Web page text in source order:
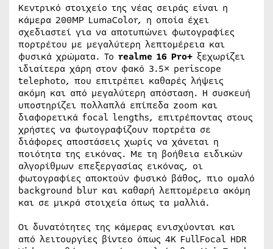
Κεντρικό στοιχείο της νέας σειράς είναι η
κάμερα 200MP LumaColor, η οποία έχει
σχεδιαστεί για να αποτυπώνει φωτογραφίες
πορτρέτου με μεγαλύτερη λεπτομέρεια και
φυσικά χρώματα. Το realme 16 Pro+ ξεχωρίζει
ιδιαίτερα χάρη στον φακό 3.5× periscope
telephoto, που επιτρέπει καθαρές λήψεις
ακόμη και από μεγαλύτερη απόσταση. Η συσκευή
υποστηρίζει πολλαπλά επίπεδα zoom και
διαφορετικά focal lengths, επιτρέποντας στους
χρήστες να φωτογραφίζουν πορτρέτα σε
διάφορες αποστάσεις χωρίς να χάνεται η
ποιότητα της εικόνας. Με τη βοήθεια ειδικών
αλγορίθμων επεξεργασίας εικόνας, οι
φωτογραφίες αποκτούν φυσικό βάθος, πιο ομαλό
background blur και καθαρή λεπτομέρεια ακόμη
και σε μικρά στοιχεία όπως τα μαλλιά.
Οι δυνατότητες της κάμερας ενισχύονται και
από λειτουργίες βίντεο όπως 4K FullFocal HDR